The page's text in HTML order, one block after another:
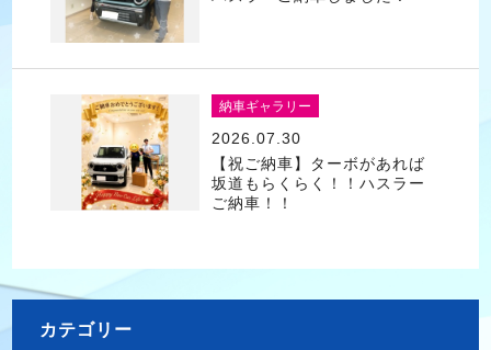
納車ギャラリー
2026.07.30
【祝ご納車】ターボがあれば
坂道もらくらく！！ハスラー
ご納車！！
カテゴリー